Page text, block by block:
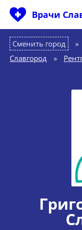
Врачи
Сменить город
Славгород
»